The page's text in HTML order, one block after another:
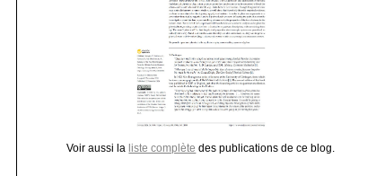
Voir aussi la liste complète des publications de ce blog.